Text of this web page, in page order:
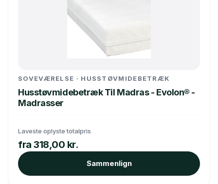
SOVEVÆRELSE · HUSSTØVMIDEBETRÆK
Husstøvmidebetræk Til Madras - Evolon® -
Madrasser
Laveste oplyste totalpris
fra 318,00 kr.
Sammenlign